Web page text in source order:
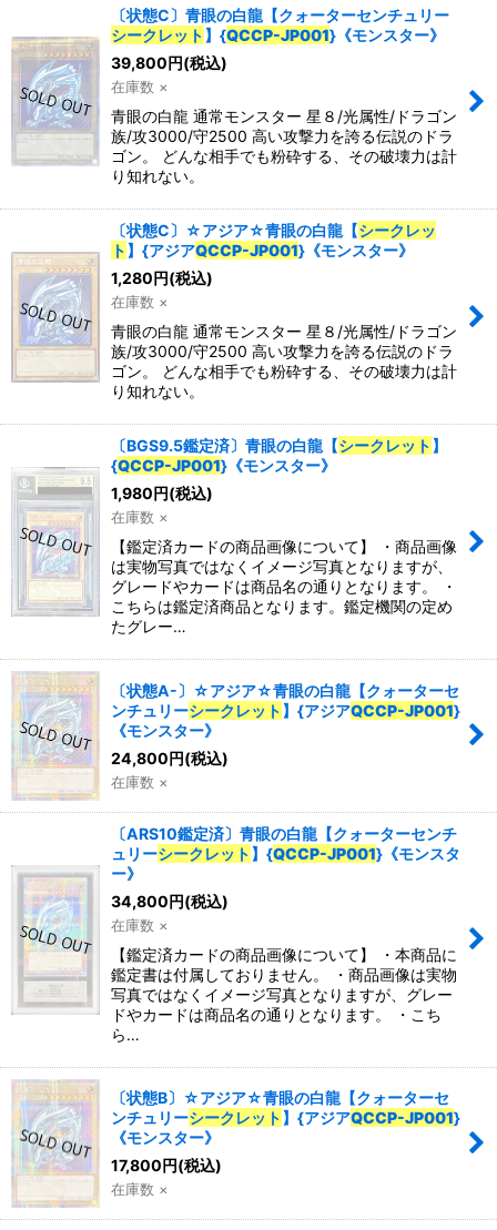
〔状態C〕青眼の白龍【クォーターセンチュリー
シークレット】{QCCP-JP001}《モンスター》
39,800円(税込)
在庫数 ×
青眼の白龍 通常モンスター 星８/光属性/ドラゴン
族/攻3000/守2500 高い攻撃力を誇る伝説のドラ
ゴン。 どんな相手でも粉砕する、その破壊力は計
り知れない。
〔状態C〕☆アジア☆青眼の白龍【シークレッ
ト】{アジアQCCP-JP001}《モンスター》
1,280円(税込)
在庫数 ×
青眼の白龍 通常モンスター 星８/光属性/ドラゴン
族/攻3000/守2500 高い攻撃力を誇る伝説のドラ
ゴン。 どんな相手でも粉砕する、その破壊力は計
り知れない。
〔BGS9.5鑑定済〕青眼の白龍【シークレット】
{QCCP-JP001}《モンスター》
1,980円(税込)
在庫数 ×
【鑑定済カードの商品画像について】 ・商品画像
は実物写真ではなくイメージ写真となりますが、
グレードやカードは商品名の通りとなります。 ・
こちらは鑑定済商品となります。鑑定機関の定め
たグレー…
〔状態A-〕☆アジア☆青眼の白龍【クォーターセ
ンチュリーシークレット】{アジアQCCP-JP001}
《モンスター》
24,800円(税込)
在庫数 ×
〔ARS10鑑定済〕青眼の白龍【クォーターセンチ
ュリーシークレット】{QCCP-JP001}《モンスタ
ー》
34,800円(税込)
在庫数 ×
【鑑定済カードの商品画像について】 ・本商品に
鑑定書は付属しておりません。 ・商品画像は実物
写真ではなくイメージ写真となりますが、グレー
ドやカードは商品名の通りとなります。 ・こち
ら…
〔状態B〕☆アジア☆青眼の白龍【クォーターセ
ンチュリーシークレット】{アジアQCCP-JP001}
《モンスター》
17,800円(税込)
在庫数 ×